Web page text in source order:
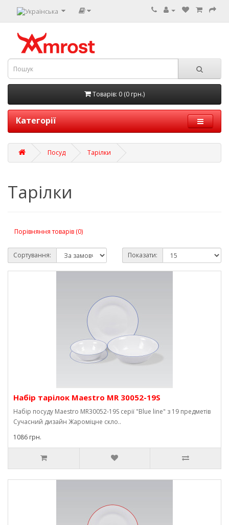
Товарів: 0 (0 грн.)
Категорії
Посуд Тарілки
Тарілки
Порівняння товарів (0)
Сортування: Показати:
Набір тарілок Maestro MR 30052-19S
Набір посуду Maestro MR30052-19S серії "Blue line" з 19 предметів
Сучасний дизайн Жароміцне скло..
1086 грн.